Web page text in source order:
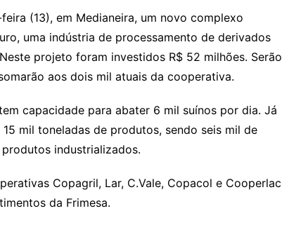
(13), em Medianeira, um novo complexo
uma indústria de processamento de derivados
projeto foram investidos R$ 52 milhões. Serão
aos dois mil atuais da cooperativa.
capacidade para abater 6 mil suínos por dia. Já
mil toneladas de produtos, sendo seis mil de
industrializados.
Copagril, Lar, C.Vale, Copacol e Cooperlac
da Frimesa.